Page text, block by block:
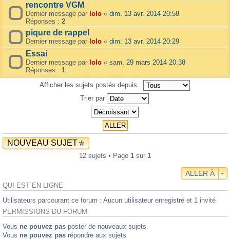
rencontre VGM
Dernier message par lolo « dim. 13 avr. 2014 20:58
Réponses : 2
piqure de rappel
Dernier message par lolo « dim. 13 avr. 2014 20:29
Essai
Dernier message par lolo « sam. 29 mars 2014 20:38
Réponses : 1
Afficher les sujets postés depuis :
Trier par
NOUVEAU SUJET
12 sujets • Page 1 sur 1
ALLER À
QUI EST EN LIGNE
Utilisateurs parcourant ce forum : Aucun utilisateur enregistré et 1 invité
PERMISSIONS DU FORUM
Vous ne pouvez pas poster de nouveaux sujets
Vous ne pouvez pas répondre aux sujets